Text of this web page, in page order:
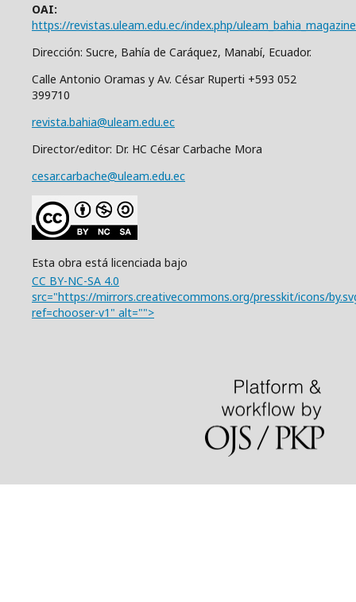
OAI:
https://revistas.uleam.edu.ec/index.php/
Dirección: Sucre, Bahía de Caráquez, Manabí, Ecuador.
Calle Antonio Oramas y Av. César Ruperti +593 052
399710
revista.bahia@uleam.edu.ec
Director/editor: Dr. HC César Carbache Mora
cesar.carbache@uleam.edu.ec
Esta obra está licenciada bajo
CC BY-NC-SA 4.0
src="https://mirrors.creativecommons.org/presskit/icons/
ref=chooser-v1" alt="">